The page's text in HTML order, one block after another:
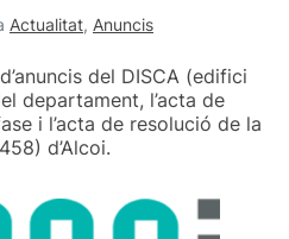
Actualitat, Anuncis
del DISCA (edifici
departament, l’acta de
i l’acta de resolució de la
d’Alcoi.